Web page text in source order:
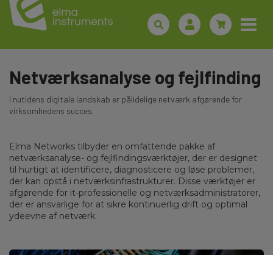
Netværksanalyse og fejlfinding
I nutidens digitale landskab er pålidelige netværk afgørende for
virksomhedens succes.
Elma Networks tilbyder en omfattende pakke af
netværksanalyse- og fejlfindingsværktøjer, der er designet
til hurtigt at identificere, diagnosticere og løse problemer,
der kan opstå i netværksinfrastrukturer. Disse værktøjer er
afgørende for it-professionelle og netværksadministratorer,
der er ansvarlige for at sikre kontinuerlig drift og optimal
ydeevne af netværk.